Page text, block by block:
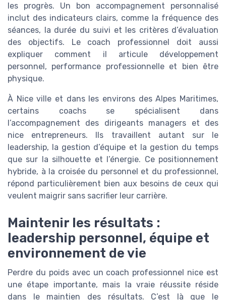
les progrès. Un bon accompagnement personnalisé
inclut des indicateurs clairs, comme la fréquence des
séances, la durée du suivi et les critères d’évaluation
des objectifs. Le coach professionnel doit aussi
expliquer comment il articule développement
personnel, performance professionnelle et bien être
physique.
À Nice ville et dans les environs des Alpes Maritimes,
certains coachs se spécialisent dans
l’accompagnement des dirigeants managers et des
nice entrepreneurs. Ils travaillent autant sur le
leadership, la gestion d’équipe et la gestion du temps
que sur la silhouette et l’énergie. Ce positionnement
hybride, à la croisée du personnel et du professionnel,
répond particulièrement bien aux besoins de ceux qui
veulent maigrir sans sacrifier leur carrière.
Maintenir les résultats :
leadership personnel, équipe et
environnement de vie
Perdre du poids avec un coach professionnel nice est
une étape importante, mais la vraie réussite réside
dans le maintien des résultats. C’est là que le